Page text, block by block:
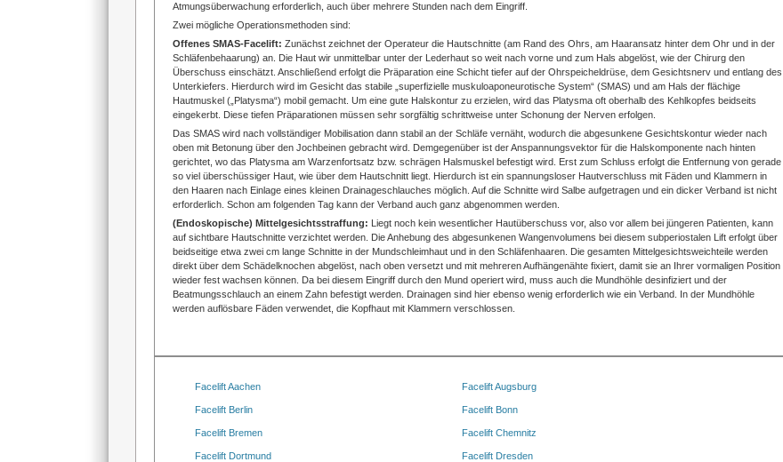
Atmungsüberwachung erforderlich, auch über mehrere Stunden nach dem Eingriff.
Zwei mögliche Operationsmethoden sind:
Offenes SMAS-Facelift: Zunächst zeichnet der Operateur die Hautschnitte (am Rand des Ohrs, am Haaransatz hinter dem Ohr und in der
Schläfenbehaarung) an. Die Haut wir unmittelbar unter der Lederhaut so weit nach vorne und zum Hals abgelöst, wie der Chirurg den
Überschuss einschätzt. Anschließend erfolgt die Präparation eine Schicht tiefer auf der Ohrspeicheldrüse, dem Gesichtsnerv und entlang des
Unterkiefers. Hierdurch wird im Gesicht das stabile „superfizielle muskuloaponeurotische System“ (SMAS) und am Hals der flächige
Hautmuskel („Platysma“) mobil gemacht. Um eine gute Halskontur zu erzielen, wird das Platysma oft oberhalb des Kehlkopfes beidseits
eingekerbt. Diese tiefen Präparationen müssen sehr sorgfältig schrittweise unter Schonung der Nerven erfolgen.
Das SMAS wird nach vollständiger Mobilisation dann stabil an der Schläfe vernäht, wodurch die abgesunkene Gesichtskontur wieder nach
oben mit Betonung über den Jochbeinen gebracht wird. Demgegenüber ist der Anspannungsvektor für die Halskomponente nach hinten
gerichtet, wo das Platysma am Warzenfortsatz bzw. schrägen Halsmuskel befestigt wird. Erst zum Schluss erfolgt die Entfernung von gerade
so viel überschüssiger Haut, wie über dem Hautschnitt liegt. Hierdurch ist ein spannungsloser Hautverschluss mit Fäden und Klammern in
den Haaren nach Einlage eines kleinen Drainageschlauches möglich. Auf die Schnitte wird Salbe aufgetragen und ein dicker Verband ist nicht
erforderlich. Schon am folgenden Tag kann der Verband auch ganz abgenommen werden.
(Endoskopische) Mittelgesichtsstraffung: Liegt noch kein wesentlicher Hautüberschuss vor, also vor allem bei jüngeren Patienten, kann
auf sichtbare Hautschnitte verzichtet werden. Die Anhebung des abgesunkenen Wangenvolumens bei diesem subperiostalen Lift erfolgt über
beidseitige etwa zwei cm lange Schnitte in der Mundschleimhaut und in den Schläfenhaaren. Die gesamten Mittelgesichtsweichteile werden
direkt über dem Schädelknochen abgelöst, nach oben versetzt und mit mehreren Aufhängenähte fixiert, damit sie an Ihrer vormaligen Position
wieder fest wachsen können. Da bei diesem Eingriff durch den Mund operiert wird, muss auch die Mundhöhle desinfiziert und der
Beatmungsschlauch an einem Zahn befestigt werden. Drainagen sind hier ebenso wenig erforderlich wie ein Verband. In der Mundhöhle
werden auflösbare Fäden verwendet, die Kopfhaut mit Klammern verschlossen.
Facelift Aachen Facelift Augsburg
Facelift Berlin Facelift Bonn
Facelift Bremen Facelift Chemnitz
Facelift Dortmund Facelift Dresden